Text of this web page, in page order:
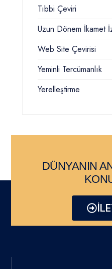
Tıbbi Çeviri
Uzun Dönem İkamet
Web Site Çevirisi
Yeminli Tercümanlık
Yerelleştirme
DÜNYANIN